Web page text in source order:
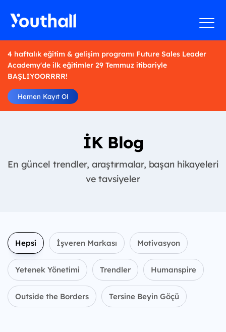
4 haftalık eğitim & gelişim programı Future Sales Leader
Academy'de ilk eğitimler 29 Temmuz itibariyle
BAŞLIYOORRRR!
Hemen Kayıt Ol
İK Blog
En güncel trendler, araştırmalar, başarı hikayeleri
ve tavsiyeler
Hepsi İşveren Markası Motivasyon
Yetenek Yönetimi Trendler Humanspire
Outside the Borders Tersine Beyin Göçü